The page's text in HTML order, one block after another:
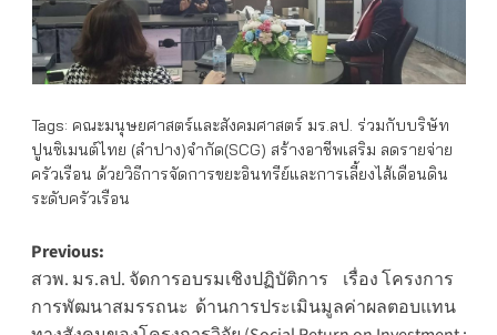
Tags: คณะมนุษยศาสตร์และสังคมศาสตร์ มร.ลป. ร่วมกับบริษัท
ปูนซิเมนต์ไทย (ลำปาง)จำกัด(SCG) สร้างอาชีพเสริม ลดรายจ่าย
ครัวเรือน ด้วยวิธีการจัดการขยะอินทรีย์และการเลี้ยงไส้เดือนดิน
ระดับครัวเรือน
Post
navigation
Previous:
สวพ. มร.ลป. จัดการอบรมเชิงปฏิบัติการ เรื่อง โครงการ
การพัฒนาสมรรถนะ ด้านการประเมินมูลค่าผลตอบแทน